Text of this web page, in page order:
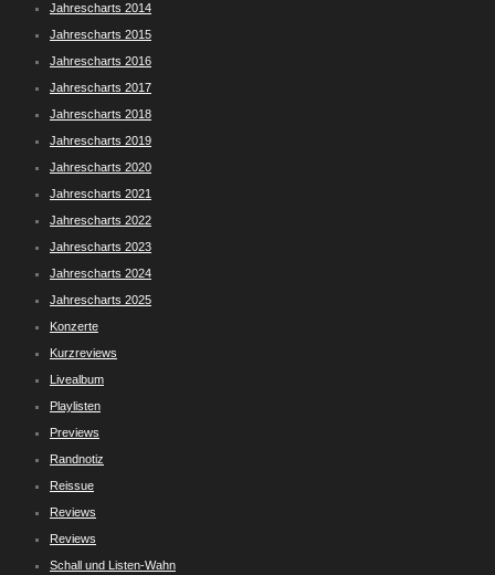
Jahrescharts 2014
Jahrescharts 2015
Jahrescharts 2016
Jahrescharts 2017
Jahrescharts 2018
Jahrescharts 2019
Jahrescharts 2020
Jahrescharts 2021
Jahrescharts 2022
Jahrescharts 2023
Jahrescharts 2024
Jahrescharts 2025
Konzerte
Kurzreviews
Livealbum
Playlisten
Previews
Randnotiz
Reissue
Reviews
Reviews
Schall und Listen-Wahn